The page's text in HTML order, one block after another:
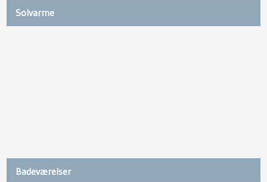
Solvarme
Badeværelser